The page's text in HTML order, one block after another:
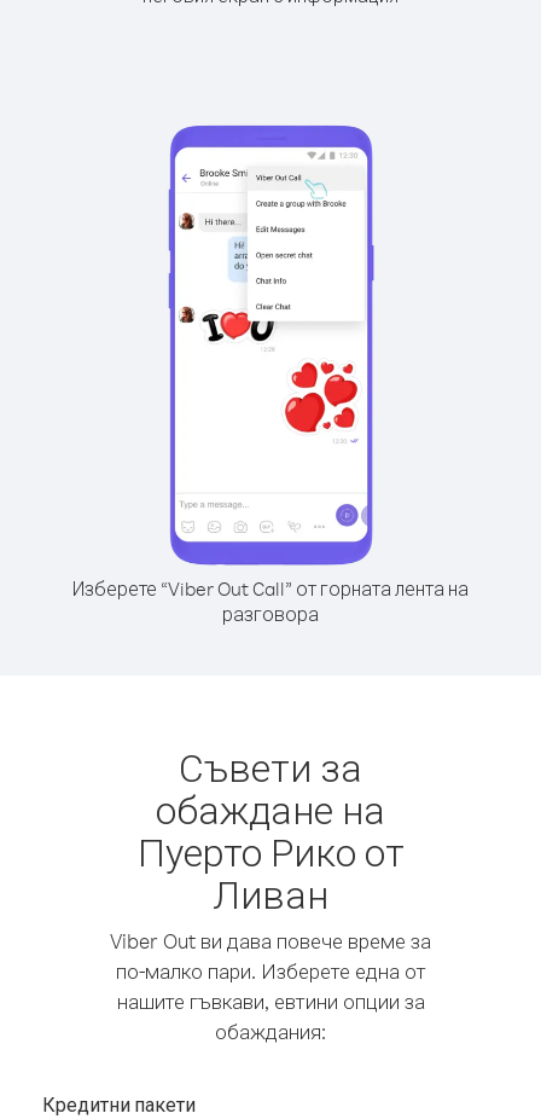
Изберете “Viber Out Call” от горната лента на
разговора
Съвети за
обаждане на
Пуерто Рико от
Ливан
Viber Out ви дава повече време за
по-малко пари. Изберете една от
нашите гъвкави, евтини опции за
обаждания:
Кредитни пакети